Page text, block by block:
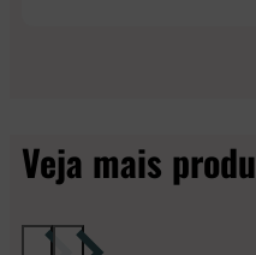
Veja mais